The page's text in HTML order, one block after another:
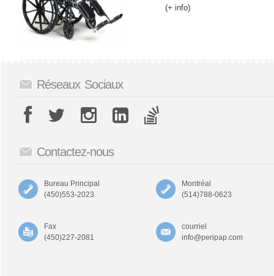
(+ info)
Réseaux Sociaux
Contactez-nous
Bureau Principal
(450)553-2023
Montréal
(514)788-0623
Fax
(450)227-2081
courriel
info@peripap.com